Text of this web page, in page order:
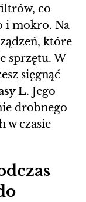
co
i mokro. Na
które
sprzętu. W
sięgnąć
L. Jego
drobnego
w czasie